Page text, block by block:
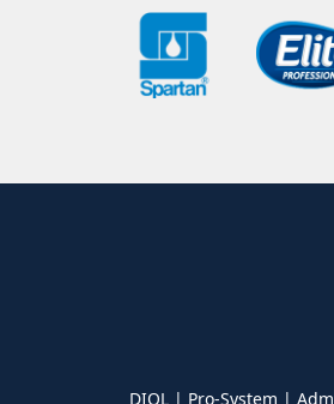
DIOL | Pro-System |